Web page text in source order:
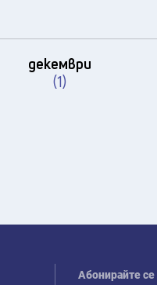
декември
(1)
Абонирайте